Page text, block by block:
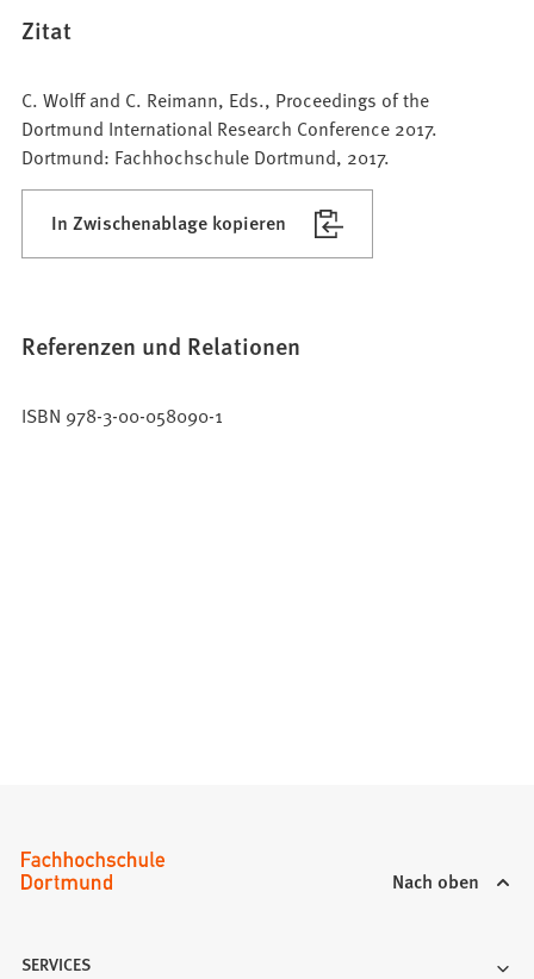
Zitat
C. Wolff and C. Reimann, Eds., Proceedings of the
Dortmund International Research Conference 2017.
Dortmund: Fachhochschule Dortmund, 2017.
In Zwischenablage kopieren
Referenzen und Relationen
ISBN 978-3-00-058090-1
Nach oben
SERVICES